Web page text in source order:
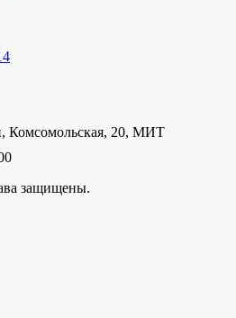
Комсомольская, 20, МИТ
защищены.